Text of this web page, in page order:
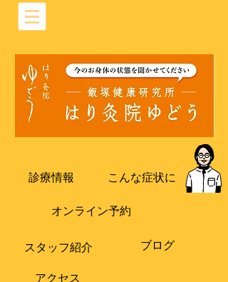
診療情報 こんな症状に
オンライン予約
​スタッフ紹介 ブログ
​アクセス